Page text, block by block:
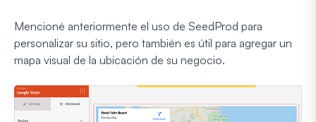
Mencioné anteriormente el uso de SeedProd para
personalizar su sitio, pero también es útil para agregar un
mapa visual de la ubicación de su negocio.